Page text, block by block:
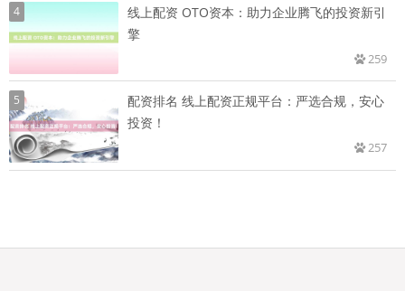
4
线上配资 OTO资本：助力企业腾飞的投资新引
擎
259
5
配资排名 线上配资正规平台：严选合规，安心
投资！
257